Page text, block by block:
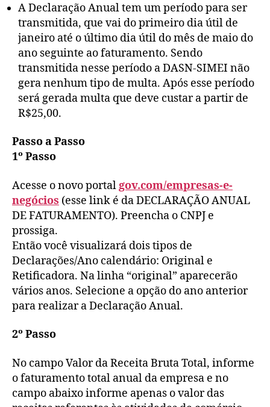
A Declaração Anual tem um período para ser
transmitida, que vai do primeiro dia útil de
janeiro até o último dia útil do mês de maio do
ano seguinte ao faturamento. Sendo
transmitida nesse período a DASN-SIMEI não
gera nenhum tipo de multa. Após esse período
será gerada multa que deve custar a partir de
R$25,00.
Passo a Passo
1º Passo
Acesse o novo portalgov.com/empresas-e-
negócios (esse link é da DECLARAÇÃO ANUAL
DE FATURAMENTO). Preencha o CNPJ e
prossiga.
Então você visualizará dois tipos de
Declarações/Ano calendário: Original e
Retificadora. Na linha “original” aparecerão
vários anos. Selecione a opção do ano anterior
para realizar a Declaração Anual.
2º Passo
No campo Valor da Receita Bruta Total, informe
o faturamento total anual da empresa e no
campo abaixo informe apenas o valor das